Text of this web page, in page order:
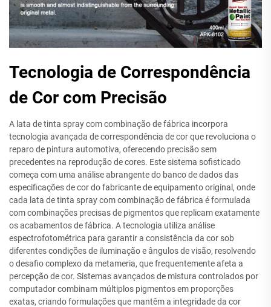
Tecnologia de Correspondência
de Cor com Precisão
A lata de tinta spray com combinação de fábrica incorpora
tecnologia avançada de correspondência de cor que revoluciona o
reparo de pintura automotiva, oferecendo precisão sem
precedentes na reprodução de cores. Este sistema sofisticado
começa com uma análise abrangente do banco de dados das
especificações de cor do fabricante de equipamento original, onde
cada lata de tinta spray com combinação de fábrica é formulada
com combinações precisas de pigmentos que replicam exatamente
os acabamentos de fábrica. A tecnologia utiliza análise
espectrofotométrica para garantir a consistência da cor sob
diferentes condições de iluminação e ângulos de visão, resolvendo
o desafio complexo da metameria, que frequentemente afeta a
percepção de cor. Sistemas avançados de mistura controlados por
computador combinam múltiplos pigmentos em proporções
exatas, criando formulações que mantêm a integridade da cor